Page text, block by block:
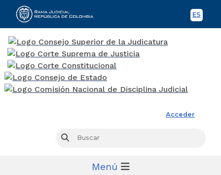
ES
Acceder
Buscar
Menú